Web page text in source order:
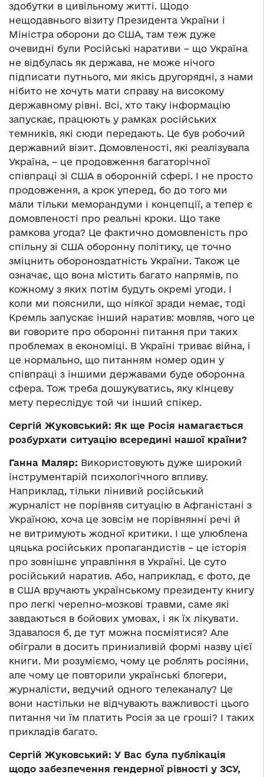
здобутки в цивільному житті. Щодо
нещодавнього візиту Президента України і
Міністра оборони до США, там теж дуже
очевидні були Російські наративи – що Україна
не відбулась як держава, не може нічого
підписати путнього, ми якісь другорядні, з нами
нібито не хочуть мати справу на високому
державному рівні. Всі, хто таку інформацію
запускає, працюють у рамках російських
темників, які сюди передають. Це був робочий
державний візит. Домовленості, які реалізувала
Україна, – це продовження багаторічної
співпраці зі США в оборонній сфері. І не просто
продовження, а крок уперед, бо до того ми
мали тільки меморандуми і концепції, а тепер є
домовленості про реальні кроки. Що таке
рамкова угода? Це фактично домовленість про
спільну зі США оборонну політику, це точно
зміцнить обороноздатність України. Також це
означає, що вона містить багато напрямів, по
кожному з яких потім будуть окремі угоди. І
коли ми пояснили, що ніякої зради немає, тоді
Кремль запускає інший наратив: мовляв, чого це
ви говорите про оборонні питання при таких
проблемах в економіці. В Україні триває війна, і
це нормально, що питанням номер один у
співпраці з іншими державами буде оборонна
сфера. Тож треба дошукуватись, яку кінцеву
мету переслідує той чи інший спікер.
Сергій Жуковський: Як ще Росія намагається
розбурхати ситуацію всередині нашої країни?
Ганна Маляр: Використовують дуже широкий
інструментарій психологічного впливу.
Наприклад, тільки лінивий російський
журналіст не порівняв ситуацію в Афганістані з
Україною, хоча це зовсім не порівнянні речі й
не витримують жодної критики. І ще улюблена
цяцька російських пропагандистів – це історія
про зовнішнє управління в Україні. Це суто
російський наратив. Або, наприклад, є фото, де
в США вручають українському президенту книгу
про легкі черепно-мозкові травми, саме які
завдаються в бойових умовах, і як їх лікувати.
Здавалося б, де тут можна посміятися? Але
обіграли в досить принизливій формі назву цієї
книги. Ми розуміємо, чому це роблять росіяни,
але чому це повторили українські блогери,
журналісти, ведучий одного телеканалу? Це
вони настільки не відчувають важливості цього
питання чи їм платить Росія за це гроші? І таких
прикладів багато.
Сергій Жуковський: У Вас була публікація
щодо забезпечення гендерної рівності у ЗСУ,